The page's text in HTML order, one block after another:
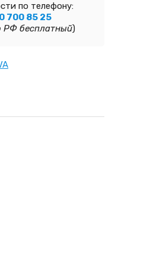
по телефону:
700 85 25
РФ бесплатный)